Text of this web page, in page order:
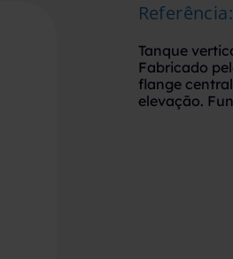
Referência:
Tanque
Fabricado
flange
elevação.